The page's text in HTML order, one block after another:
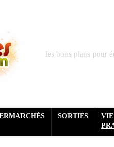
les bons plans pour
SORTIES
VIE